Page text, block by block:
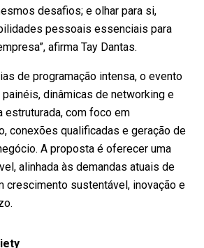
desafios; e olhar para si,
pessoais essenciais para
afirma Tay Dantas.
de programação intensa, o evento
dinâmicas de networking e
estruturada, com foco em
conexões qualificadas e geração de
A proposta é oferecer uma
alinhada às demandas atuais de
crescimento sustentável, inovação e